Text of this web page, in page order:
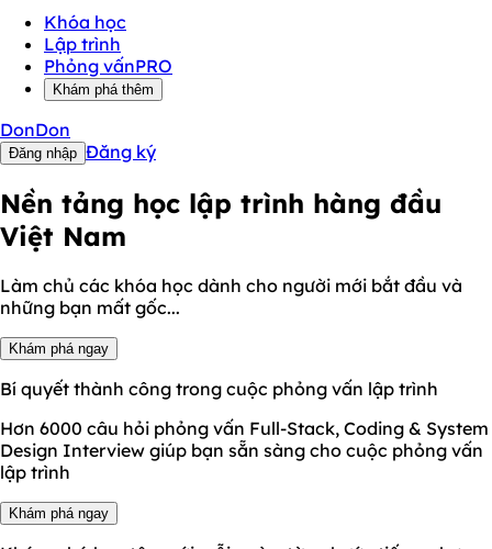
Khóa học
Lập trình
Phỏng vấnPRO
Khám phá thêm
DonDon
Đăng nhập Đăng ký
Nền tảng học lập trình hàng đầu
Việt Nam
Làm chủ các khóa học dành cho người mới bắt đầu và
những bạn mất gốc...
Khám phá ngay
Bí quyết thành công trong cuộc phỏng vấn lập trình
Hơn 6000 câu hỏi phỏng vấn Full-Stack, Coding & System
Design Interview giúp bạn sẵn sàng cho cuộc phỏng vấn
lập trình
Khám phá ngay